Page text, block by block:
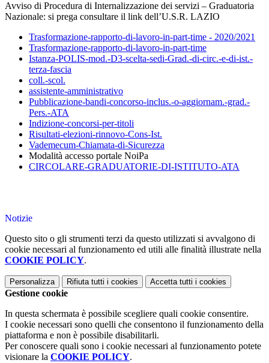
Avviso di Procedura di Internalizzazione dei servizi – Graduatoria
Nazionale: si prega consultare il link dell’U.S.R. LAZIO
Trasformazione-rapporto-di-lavoro-in-part-time - 2020/2021
Trasformazione-rapporto-di-lavoro-in-part-time
Istanza-POLIS-mod.-D3-scelta-sedi-Grad.-di-circ.-e-di-ist.-
terza-fascia
coll.-scol.
assistente-amministrativo
Pubblicazione-bandi-concorso-inclus.-o-aggiornam.-grad.-
Pers.-ATA
Indizione-concorsi-per-titoli
Risultati-elezioni-rinnovo-Cons-Ist.
Vademecum-Chiamata-di-Sicurezza
Modalità accesso portale NoiPa
CIRCOLARE-GRADUATORIE-DI-ISTITUTO-ATA
Notizie
Questo sito o gli strumenti terzi da questo utilizzati si avvalgono di
cookie necessari al funzionamento ed utili alle finalità illustrate nella
COOKIE POLICY.
Personalizza Rifiuta tutti i cookies Accetta tutti i cookies
Gestione cookie
In questa schermata è possibile scegliere quali cookie consentire.
I cookie necessari sono quelli che consentono il funzionamento della
piattaforma e non è possibile disabilitarli.
Per conoscere quali sono i cookie necessari al funzionamento potete
visionare la COOKIE POLICY.